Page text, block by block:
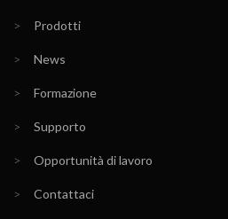
> Prodotti
> News
> Formazione
> Supporto
> Opportunità di lavoro
> Contattaci